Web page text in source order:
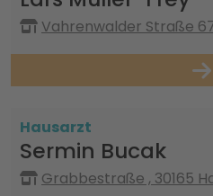
Vahrenwalder Straße
Hausarzt
Sermin Bucak
Grabbestraße , 30165